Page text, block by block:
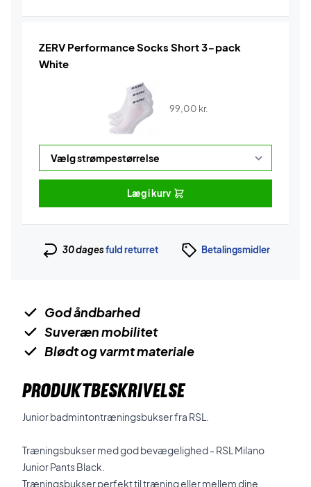
ZERV Performance Socks Short 3-pack
White
99,00 kr.
Læg i kurv
30 dagesfuld returret Betalingsmidler
God åndbarhed
Suveræn mobilitet
Blødt og varmt materiale
PRODUKTBESKRIVELSE
Junior badmintontræningsbukser fra RSL.
Træningsbukser med god bevægelighed - RSL Milano
Junior Pants Black.
Træningsbukser perfekt til træning eller mellem dine